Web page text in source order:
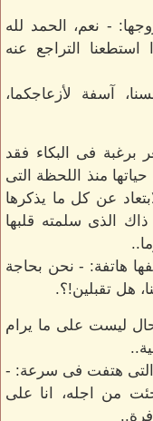
- نعم، الحمد لله
استطعنا التراجع عنه
آسفة لأزعاجكما،
برغبة فى البكاء فقد
منذ اللحظة التى
عن كل ما يذكرها
ذاك الذى سلمته قلبها
هاتفة: - نحن بحاجة
هل تقبلين!؟.
ليست على ما يرام
التى هتفت فى سرعة: -
من اجله، انا على